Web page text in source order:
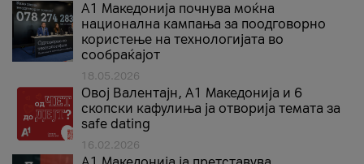
A1 Македонија почнува моќна
национална кампања за поодговорно
користење на технологијата во
сообраќајот
18.05.2026
Овој Валентајн, A1 Македонија и 6
скопски кафулиња ја отворија темата за
safe dating
16.02.2026